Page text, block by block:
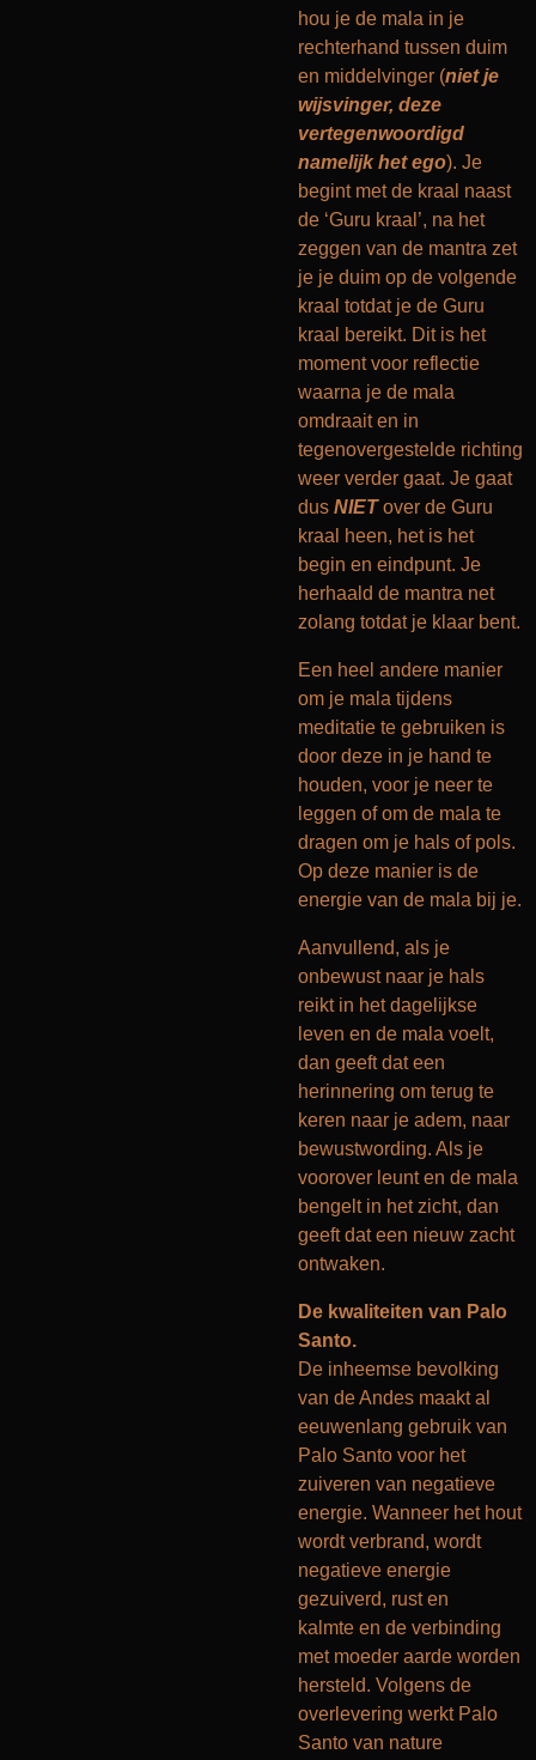
hou je de mala in je
rechterhand tussen duim
en middelvinger (niet je
wijsvinger, deze
vertegenwoordigd
namelijk het ego). Je
begint met de kraal naast
de ‘Guru kraal’, na het
zeggen van de mantra zet
je je duim op de volgende
kraal totdat je de Guru
kraal bereikt. Dit is het
moment voor reflectie
waarna je de mala
omdraait en in
tegenovergestelde richting
weer verder gaat. Je gaat
dus NIETover de Guru
kraal heen, het is het
begin en eindpunt. Je
herhaald de mantra net
zolang totdat je klaar bent.
Een heel andere manier
om je mala tijdens
meditatie te gebruiken is
door deze in je hand te
houden, voor je neer te
leggen of om de mala te
dragen om je hals of pols.
Op deze manier is de
energie van de mala bij je.
Aanvullend, als je
onbewust naar je hals
reikt in het dagelijkse
leven en de mala voelt,
dan geeft dat een
herinnering om terug te
keren naar je adem, naar
bewustwording. Als je
voorover leunt en de mala
bengelt in het zicht, dan
geeft dat een nieuw zacht
ontwaken.
De kwaliteiten van Palo
Santo.
De inheemse bevolking
van de Andes maakt al
eeuwenlang gebruik van
Palo Santo voor het
zuiveren van negatieve
energie. Wanneer het hout
wordt verbrand, wordt
negatieve energie
gezuiverd, rust en
kalmte en de verbinding
met moeder aarde worden
hersteld. Volgens de
overlevering werkt Palo
Santo van nature